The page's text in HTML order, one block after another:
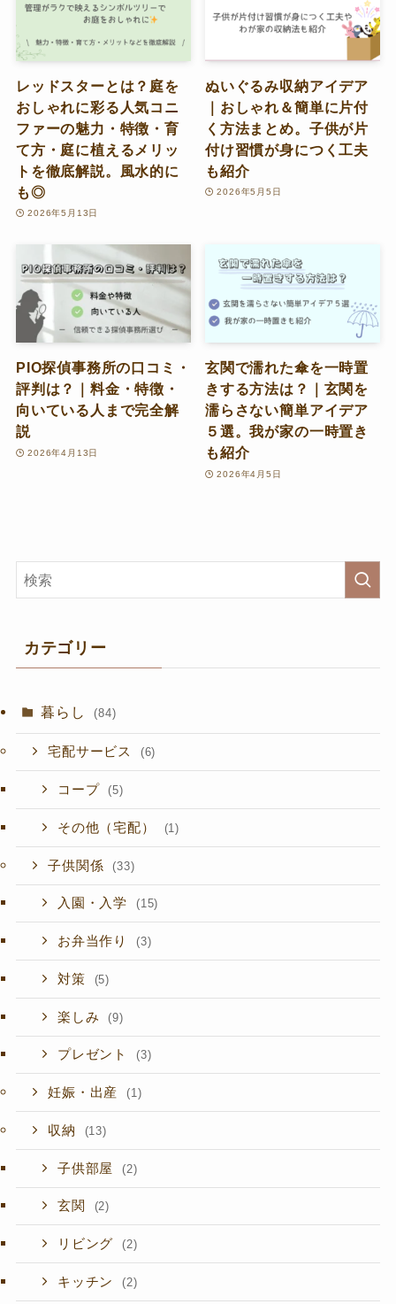
レッドスターとは？庭を
おしゃれに彩る人気コニ
ファーの魅力・特徴・育
て方・庭に植えるメリッ
トを徹底解説。風水的に
も◎
2026年5月13日
ぬいぐるみ収納アイデア
｜おしゃれ＆簡単に片付
く方法まとめ。子供が片
付け習慣が身につく工夫
も紹介
2026年5月5日
PIO探偵事務所の口コミ・
評判は？｜料金・特徴・
向いている人まで完全解
説
2026年4月13日
玄関で濡れた傘を一時置
きする方法は？｜玄関を
濡らさない簡単アイデア
５選。我が家の一時置き
も紹介
2026年4月5日
カテゴリー
暮らし (84)
宅配サービス (6)
コープ (5)
その他（宅配） (1)
子供関係 (33)
入園・入学 (15)
お弁当作り (3)
対策 (5)
楽しみ (9)
プレゼント (3)
妊娠・出産 (1)
収納 (13)
子供部屋 (2)
玄関 (2)
リビング (2)
キッチン (2)